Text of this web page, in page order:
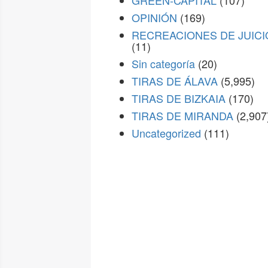
OPINIÓN (169)
RECREACIONES DE
(11)
Sin categoría (20)
TIRAS DE ÁLAVA (5,995)
TIRAS DE BIZKAIA (170)
TIRAS DE MIRANDA
Uncategorized (111)